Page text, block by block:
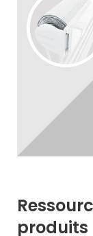
produits